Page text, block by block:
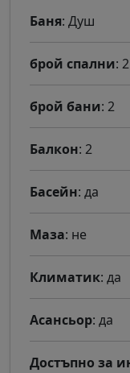
Баня: Душ
брой спални: 2
брой бани: 2
Балкон: 2
Басейн: да
Маза: не
Климатик: да
Асансьор: да
Достъпно за